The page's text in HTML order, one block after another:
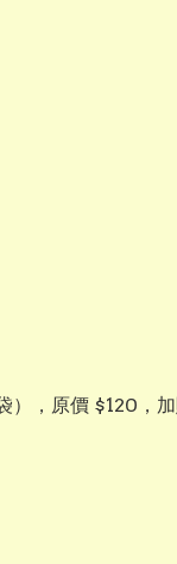
，原價 $120，加